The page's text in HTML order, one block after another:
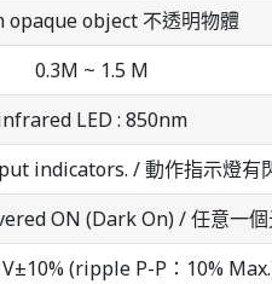
opaque object 不透明物體
0.3M ~ 1.5 M
LED : 850nm
indicators. / 動作指示燈有
ON (Dark On) / 任意一個
(ripple P-P：10%